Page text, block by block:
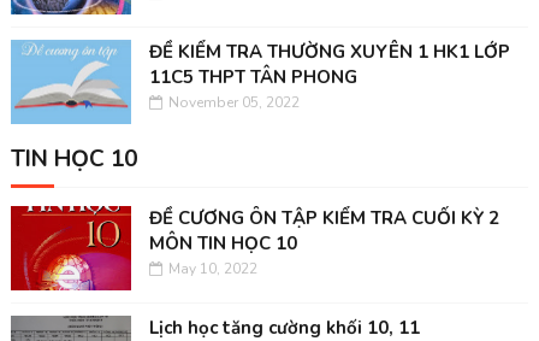
ĐỀ KIỂM TRA THƯỜNG XUYÊN 1 HK1 LỚP
11C5 THPT TÂN PHONG
November 05, 2022
TIN HỌC 10
ĐỀ CƯƠNG ÔN TẬP KIỂM TRA CUỐI KỲ 2
MÔN TIN HỌC 10
May 10, 2022
Lịch học tăng cường khối 10, 11